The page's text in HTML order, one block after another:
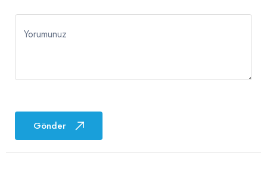
Yorumunuz
Gönder